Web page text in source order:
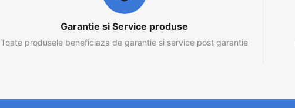
Garantie si Service produse
Toate produsele beneficiaza de garantie si service post garantie